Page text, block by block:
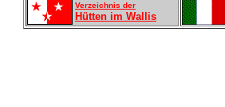
Verzeichnis der
Hütten im Wallis